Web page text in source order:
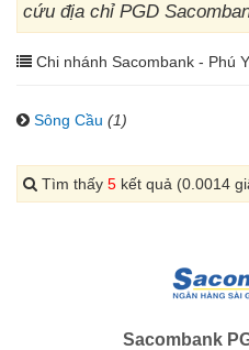
cứu địa chỉ PGD
Chi nhánh Sacombank - Phú
Sông Cầu (1)
Tìm thấy 5 kết quả (0.0014
Sacombank